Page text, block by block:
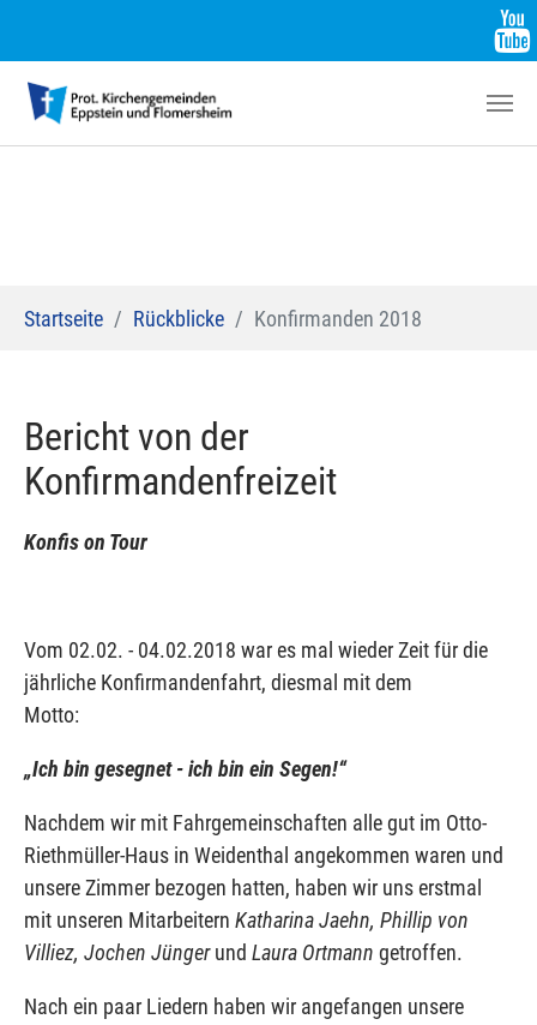
Startseite Rückblicke Konfirmanden 2018
Bericht von der
Konfirmandenfreizeit
Konfis on Tour
Vom 02.02. - 04.02.2018 war es mal wieder Zeit für die
jährliche Konfirmandenfahrt, diesmal mit dem
Motto:
„Ich bin gesegnet - ich bin ein Segen!“
Nachdem wir mit Fahrgemeinschaften alle gut im Otto-
Riethmüller-Haus in Weidenthal angekommen waren und
unsere Zimmer bezogen hatten, haben wir uns erstmal
mit unseren Mitarbeitern Katharina Jaehn, Phillip von
Villiez, Jochen Jüngerund Laura Ortmann getroffen.
Nach ein paar Liedern haben wir angefangen unsere